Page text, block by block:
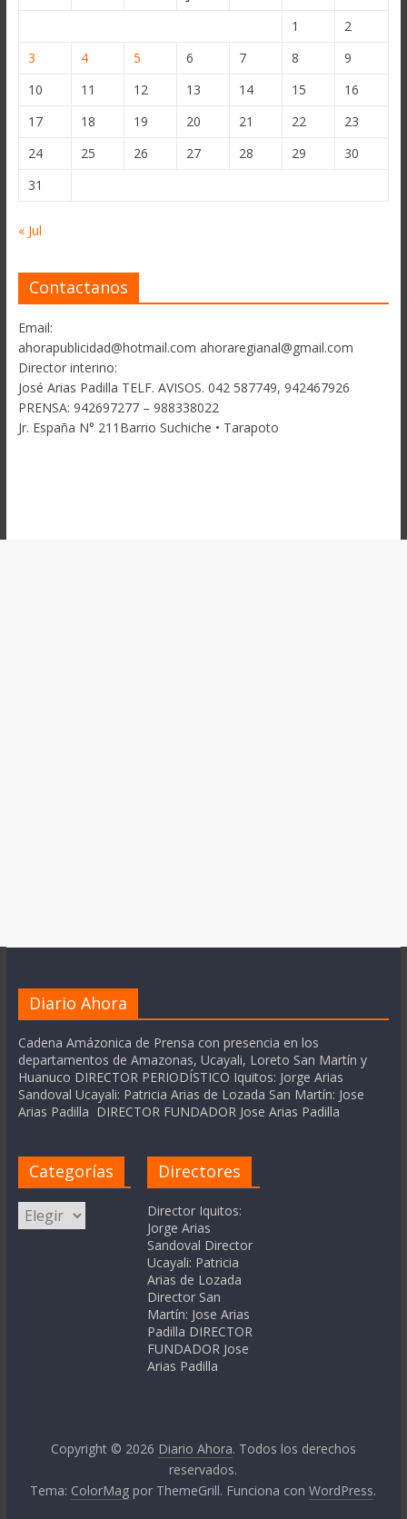
1
2
3
4 5 6 7 8
9
10
11 12 13 14 15
16
17
18 19 20 21 22
23
24
25 26 27 28 29
30
31
« Jul
Contactanos
Email:
ahorapublicidad@hotmail.com ahoraregianal@gmail.com
Director interino:
José Arias Padilla TELF. AVISOS. 042 587749, 942467926
PRENSA: 942697277 – 988338022
Jr. España N° 211Barrio Suchiche • Tarapoto
Diario Ahora
Cadena Amázonica de Prensa con presencia en los
departamentos de Amazonas, Ucayali, Loreto San Martín y
Huanuco DIRECTOR PERIODÍSTICO Iquitos: Jorge Arias
Sandoval Ucayali: Patricia Arias de Lozada San Martín: Jose
Arias Padilla DIRECTOR FUNDADOR Jose Arias Padilla
Categorías
Categorías
Directores
Director Iquitos:
Jorge Arias
Sandoval Director
Ucayali: Patricia
Arias de Lozada
Director San
Martín: Jose Arias
Padilla DIRECTOR
FUNDADOR Jose
Arias Padilla
Copyright © 2026 Diario Ahora. Todos los derechos
reservados.
Tema: ColorMag por ThemeGrill. Funciona conWordPress.